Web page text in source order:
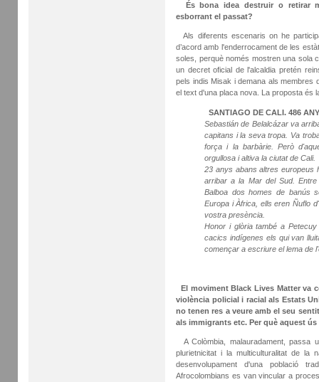
És bona idea destruir o retirar
esborrant el passat?
Als diferents escenaris on he
d’acord amb l'enderrocament de les
soles, perquè només mostren una sola
un decret oficial de l'alcaldia pretén
pels indis Misak i demana als membres
el text d'una placa nova. La proposta és
SANTIAGO DE CALI. 486
Sebastián de Belalcázar va
capitans i la seva tropa. Va
força i la barbàrie. Però
orgullosa i altiva la ciutat de Cali.
23 anys abans altres europeus
arribar a la Mar del Sud.
Balboa dos homes de banús
Europa i Àfrica, ells eren Ñuflo
vostra presència.
Honor i glòria també a
cacics indígenes els qui van
començar a escriure el lema de
El moviment Black Lives Matter va
violència policial i racial als Estats
no tenen res a veure amb el seu
als immigrants etc. Per què aquest
A Colòmbia, malauradament, passa
plurietnicitat i la multiculturalitat de la
desenvolupament d'una població
Afrocolombians es van vincular a